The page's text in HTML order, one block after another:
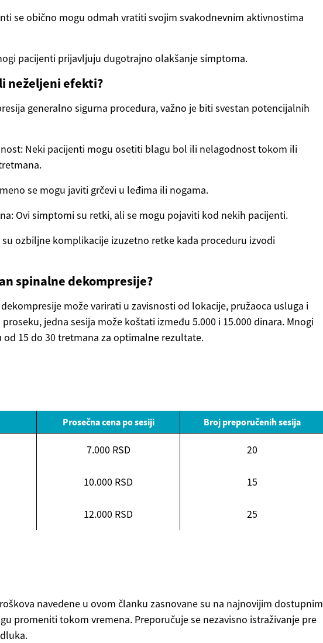
se obično mogu odmah vratiti svojim svakodnevnim aktivnostima
pacijenti prijavljuju dugotrajno olakšanje simptoma.
neželjeni efekti?
generalno sigurna procedura, važno je biti svestan potencijalnih
Neki pacijenti mogu osetiti blagu bol ili nelagodnost tokom ili
se mogu javiti grčevi u leđima ili nogama.
Ovi simptomi su retki, ali se mogu pojaviti kod nekih pacijenti.
ozbiljne komplikacije izuzetno retke kada proceduru izvodi
spinalne dekompresije?
može varirati u zavisnosti od lokacije, pružaoca usluga i
jedna sesija može koštati između 5.000 i 15.000 dinara. Mnogi
od 15 do 30 tretmana za optimalne rezultate.
Prosečna cena po sesiji Broj preporučenih sesija
7.000 RSD 20
10.000 RSD 15
12.000 RSD 25
navedene u ovom članku zasnovane su na najnovijim dostupnim
promeniti tokom vremena. Preporučuje se nezavisno istraživanje pre